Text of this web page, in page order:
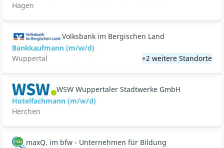
Hagen
Volksbank im Bergischen Land
Bankkaufmann (m/w/d)
Wuppertal
+2 weitere Standorte
WSW Wuppertaler Stadtwerke GmbH
Hotelfachmann (m/w/d)
Herchen
maxQ. im bfw - Unternehmen für Bildung